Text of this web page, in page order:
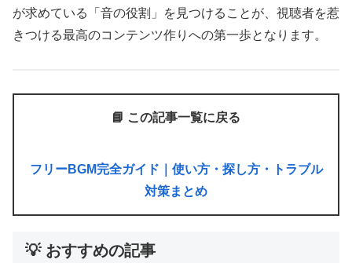
が求めている「音の役割」を見つけることが、視聴者を惹
きつける最高のコンテンツ作りへの第一歩となります。
📘 この記事一覧に戻る
フリーBGM完全ガイド｜使い方・探し方・トラブル
対策まとめ
💡 おすすめの記事